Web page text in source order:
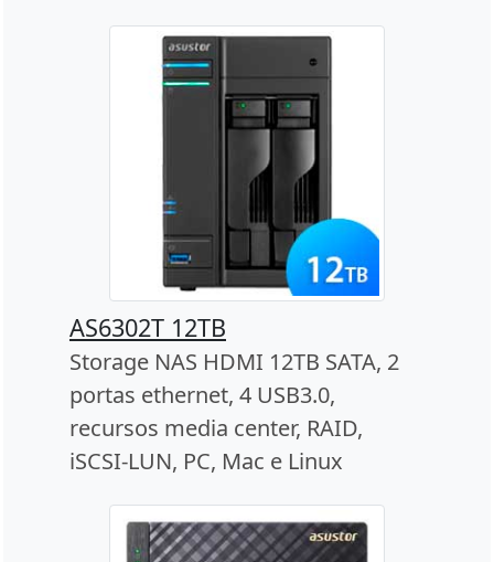
AS6302T 12TB
Storage NAS HDMI 12TB SATA, 2
portas ethernet, 4 USB3.0,
recursos media center, RAID,
iSCSI-LUN, PC, Mac e Linux